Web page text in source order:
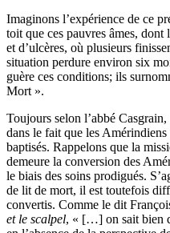
Imaginons l’expérience de ce
toit que ces pauvres âmes, dont
et d’ulcères, où plusieurs
situation perdure environ six
guère ces conditions; ils
Mort ».
Toujours selon l’abbé
dans le fait que les
baptisés. Rappelons que la
demeure la conversion des
le biais des soins prodigués.
de lit de mort, il est toutefois
convertis. Comme le dit
et le scalpel, « […] on sait bien